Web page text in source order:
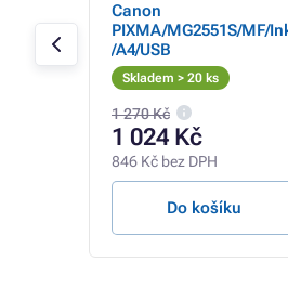
Canon
PIXMA/MG2551S/MF/
/A4/USB
Skladem > 20 ks
1 270 Kč
1 024 Kč
846 Kč bez DPH
Do košíku